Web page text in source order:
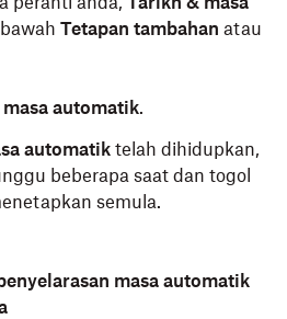
Tetapan tambahan atau
automatik.
automatik telah dihidupkan,
beberapa saat dan togol
semula.
masa automatik